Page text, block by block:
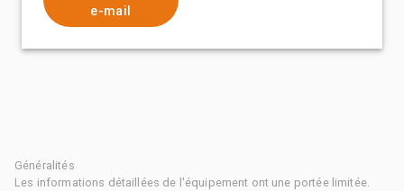
e-mail
Généralités
Les informations détaillées de l'équipement ont une portée limitée.